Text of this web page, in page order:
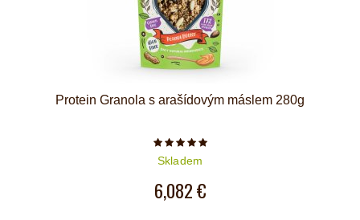
Protein Granola s arašídovým máslem 280g
Počet hvězdiček je 5 z 5
Skladem
6,082 €